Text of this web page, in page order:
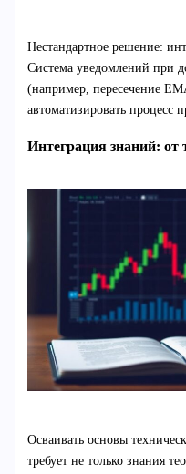
Нестандартное решение:
Система уведомлений при
(например, пересечение
автоматизировать процесс
Интеграция знаний: от
Осваивать основы
требует не только знания